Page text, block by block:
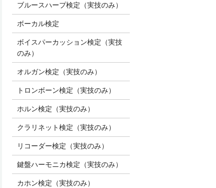
ブルースハープ検定（実技のみ）
ボーカル検定
ボイスパーカッション検定（実技
のみ）
オルガン検定（実技のみ）
トロンボーン検定（実技のみ）
ホルン検定（実技のみ）
クラリネット検定（実技のみ）
リコーダー検定（実技のみ）
鍵盤ハーモニカ検定（実技のみ）
カホン検定（実技のみ）